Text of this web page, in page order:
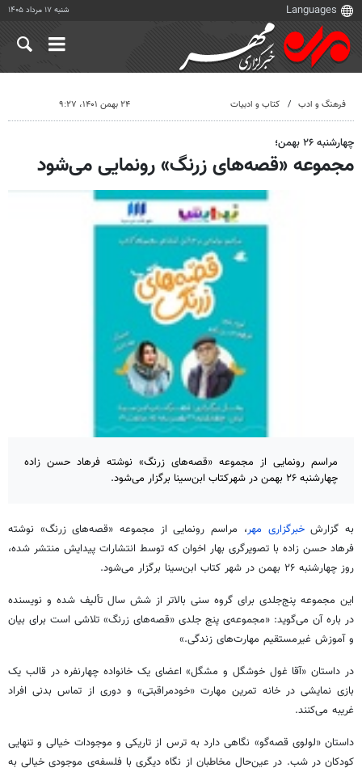
شنبه ۱۷ مرداد ۱۴۰۵
فرهنگ و ادب کتاب و ادبیات ۲۴ بهمن ۱۴۰۱، ۹:۲۷
چهارشنبه ۲۶ بهمن؛
مجموعه «قصه‌های زرنگ» رونمایی می‌شود
مراسم رونمایی از مجموعه «قصه‌های زرنگ‌» نوشته فرهاد حسن زاده
چهارشنبه ۲۶ بهمن در شهرکتاب ابن‌سینا برگزار می‌شود.
به گزارشخبرگزاری مهر، مراسم رونمایی از مجموعه «قصه‌های زرنگ‌» نوشته
فرهاد حسن زاده با تصویرگری بهار اخوان که توسط انتشارات پیدایش منتشر شده،
روز چهارشنبه ۲۶ بهمن در شهر کتاب ابن‌سینا برگزار می‌شود.
این مجموعه پنج‌جلدی برای گروه سنی بالاتر از شش سال تألیف شده و نویسنده
در باره آن می‌گوید: «مجموعه‌ی پنج جلدی «قصه‌های زرنگ» تلاشی است برای بیان
و آموزش غیرمستقیم مهارت‌های زندگی.»
در داستان «آقا غول خوشگل و مشگل» اعضای یک خانواده چهارنفره در قالب یک
بازی نمایشی در خانه تمرین مهارت «خودمراقبتی» و دوری از تماس بدنی افراد
غریبه می‌کنند.
داستان «لولوی قصه‌گو» نگاهی دارد به ترس از تاریکی و موجودات خیالی و تنهایی
کودکان در شب. در عین‌حال مخاطبان از نگاه دیگری با فلسفه‌ی موجودی خیالی به